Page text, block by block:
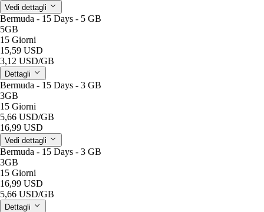
Vedi dettagli
Bermuda - 15 Days - 5 GB
5GB
15 Giorni
15,59 USD
3,12 USD/GB
Dettagli
Bermuda - 15 Days - 3 GB
3GB
15 Giorni
5,66 USD/GB
16,99 USD
Vedi dettagli
Bermuda - 15 Days - 3 GB
3GB
15 Giorni
16,99 USD
5,66 USD/GB
Dettagli